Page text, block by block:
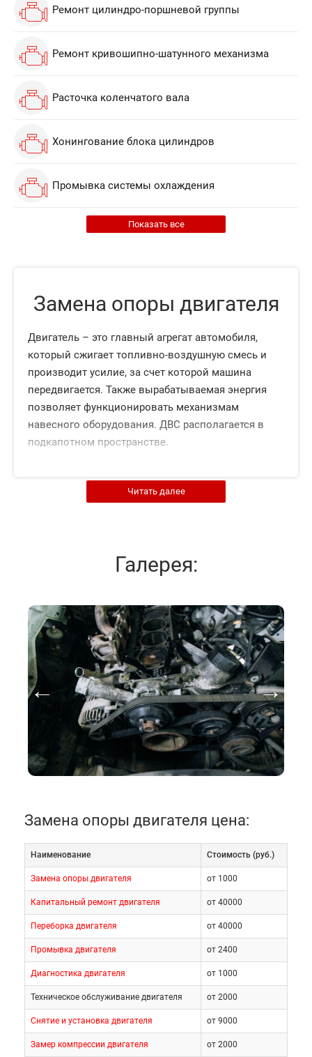
Ремонт цилиндро-поршневой группы
Ремонт кривошипно-шатунного механизма
Расточка коленчатого вала
Хонингование блока цилиндров
Промывка системы охлаждения
Показать все
Замена опоры двигателя
Двигатель – это главный агрегат автомобиля,
который сжигает топливно-воздушную смесь и
производит усилие, за счет которой машина
передвигается. Также вырабатываемая энергия
позволяет функционировать механизмам
навесного оборудования. ДВС располагается в
подкапотном пространстве.
Для того чтобы двигатель не повредился при
движении автомобиля, его требуется закрепить.
эксплуатации автомобиля. Во-вторых, эти
в негодность.
Поэтому в качестве креплений используют
резинометаллические опоры. Внутри
современных деталей находится жидкость. Они
надежно крепят ДВС и при этом гасят вибрации,
которые возникают при его функционировании.
Количество таких элементов может разниться в
зависимости от модели автомобиля и от версии
силового агрегата. Обычно используют не менее
двух таких креплений.
Замена опоры двигателя требуется при выявлении
следующие проявления:
Повышенные вибрации при работе
ДВС
Посторонние звуки при резких
торможениях или ускорениях
Видимые дефекты подушек
!Важно! Подобные проблемы могут
быть связаны и с наличием других
Читать далее
Галерея:
Замена опоры двигателя цена:
Наименование Cтоимость (руб.)
Замена опоры двигателя от 1000
Капитальный ремонт двигателя от 40000
Переборка двигателя от 40000
Промывка двигателя от 2400
Диагностика двигателя от 1000
Техническое обслуживание двигателя от 2000
Снятие и установка двигателя от 9000
Замер компрессии двигателя от 2000